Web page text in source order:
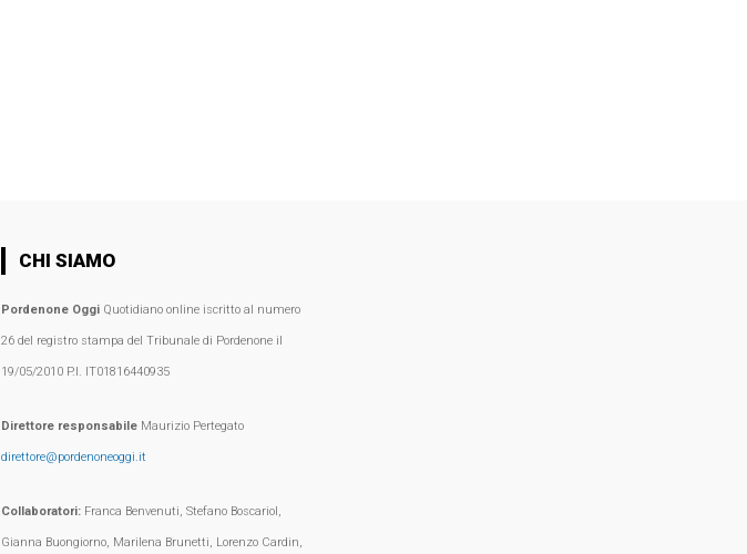
CHI SIAMO
Pordenone OggiQuotidiano online iscritto al numero
26 del registro stampa del Tribunale di Pordenone il
19/05/2010 P.I. IT01816440935
Direttore responsabileMaurizio Pertegato
direttore@pordenoneoggi.it
Collaboratori:Franca Benvenuti, Stefano Boscariol,
Gianna Buongiorno, Marilena Brunetti, Lorenzo Cardin,